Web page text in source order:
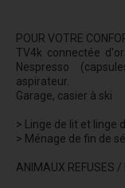
POUR VOTRE
TV4k connectée
Nespresso
aspirateur.
Garage, casier à ski
> Linge de lit et linge
> Ménage de fin de
ANIMAUX REFUSES /